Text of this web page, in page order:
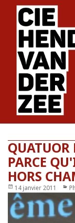
QUATUOR
PARCE
HORS
Publié
le
14 janvier 2011